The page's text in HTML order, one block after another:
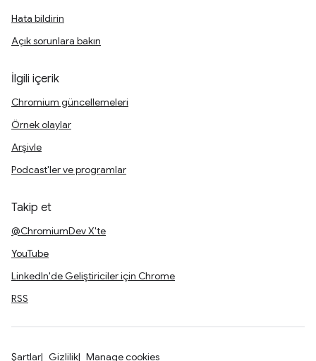
Hata bildirin
Açık sorunlara bakın
İlgili içerik
Chromium güncellemeleri
Örnek olaylar
Arşivle
Podcast'ler ve programlar
Takip et
@ChromiumDev X'te
YouTube
LinkedIn'de Geliştiriciler için Chrome
RSS
Şartlar Gizlilik Manage cookies